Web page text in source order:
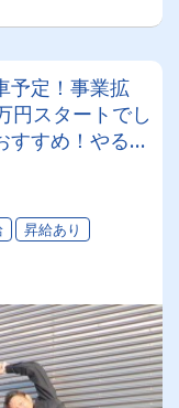
予定！事業拡
円スタートでし
すすめ！やる気
・賞与・資格
充実！未経験
少ないです！
昇給あり